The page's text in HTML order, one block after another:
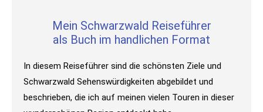
Mein Schwarzwald Reiseführer
als Buch im handlichen Format
In diesem Reiseführer sind die schönsten Ziele und
Schwarzwald Sehenswürdigkeiten abgebildet und
beschrieben, die ich auf meinen vielen Touren in dieser